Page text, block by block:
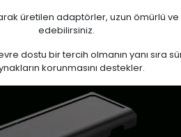
üretilen adaptörler, uzun ömürlü ve
edebilirsiniz.
bir tercih olmanın yanı sıra
korunmasını destekler.